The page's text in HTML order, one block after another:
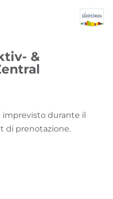
&
imprevisto durante il
di prenotazione.